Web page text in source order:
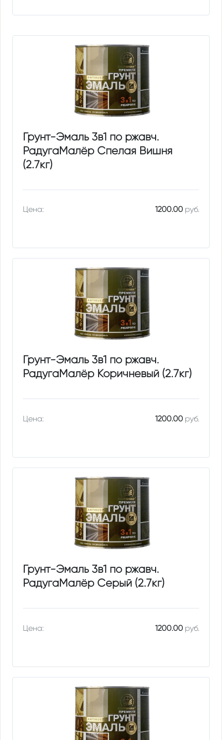
Грунт-Эмаль 3в1 по ржавч.
РадугаМалёр Спелая Вишня
(2.7кг)
Цена: 1200.00руб.
Грунт-Эмаль 3в1 по ржавч.
РадугаМалёр Коричневый (2.7кг)
Цена: 1200.00руб.
Грунт-Эмаль 3в1 по ржавч.
РадугаМалёр Серый (2.7кг)
Цена: 1200.00руб.